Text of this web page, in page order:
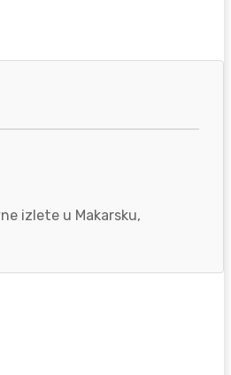
izlete u Makarsku,